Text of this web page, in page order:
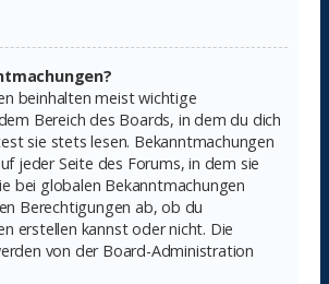
beinhalten meist wichtige
Bereich des Boards, in dem du dich
sie stets lesen. Bekanntmachungen
jeder Seite des Forums, in dem sie
bei globalen Bekanntmachungen
Berechtigungen ab, ob du
erstellen kannst oder nicht. Die
von der Board-Administration